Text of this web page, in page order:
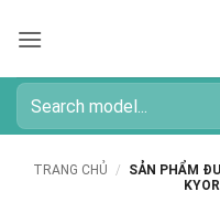
qua
dung
Tìm
kiếm:
TRANG CHỦ /
SẢN PHẨM